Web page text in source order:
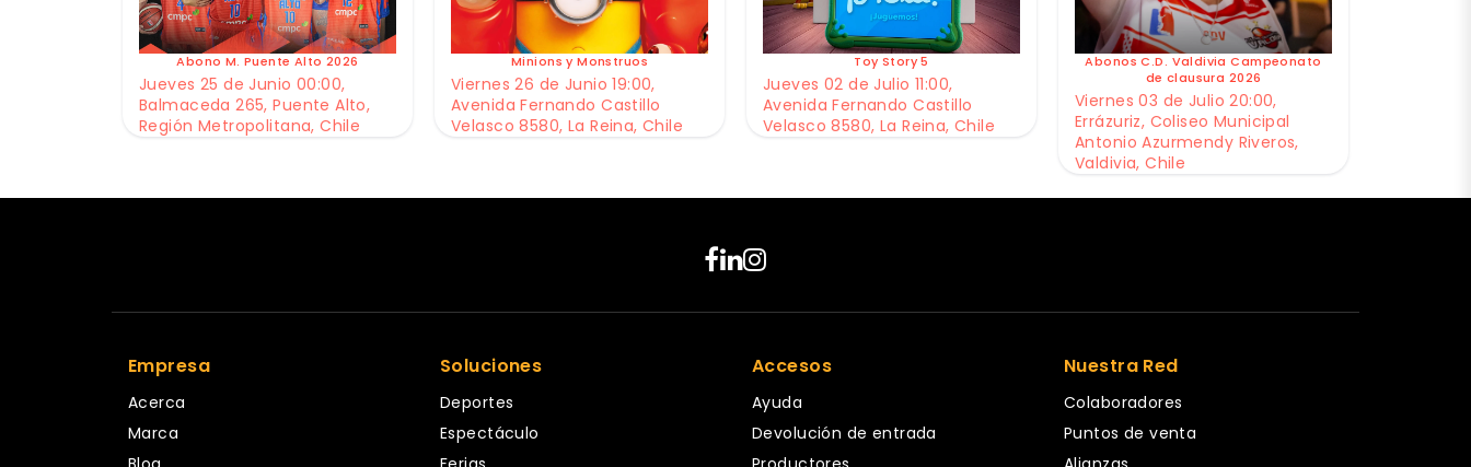
Abono M. Puente Alto 2026
Jueves 25 de Junio 00:00,
Balmaceda 265, Puente Alto,
Región Metropolitana, Chile
Minions y Monstruos
Viernes 26 de Junio 19:00,
Avenida Fernando Castillo
Velasco 8580, La Reina, Chile
Toy Story 5
Jueves 02 de Julio 11:00,
Avenida Fernando Castillo
Velasco 8580, La Reina, Chile
Abonos C.D. Valdivia Campeonato
de clausura 2026
Viernes 03 de Julio 20:00,
Errázuriz, Coliseo Municipal
Antonio Azurmendy Riveros,
Valdivia, Chile
Empresa
Acerca
Marca
Soluciones
Deportes
Espectáculo
Accesos
Ayuda
Devolución de entrada
Nuestra Red
Colaboradores
Puntos de venta